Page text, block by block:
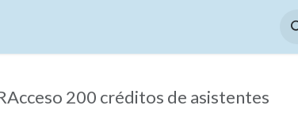
200 créditos de asistentes